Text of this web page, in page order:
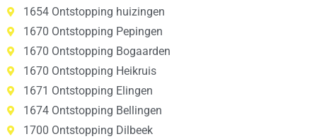
1654 Ontstopping huizingen
1670 Ontstopping Pepingen
1670 Ontstopping Bogaarden
1670 Ontstopping Heikruis
1671 Ontstopping Elingen
1674 Ontstopping Bellingen
1700 Ontstopping Dilbeek